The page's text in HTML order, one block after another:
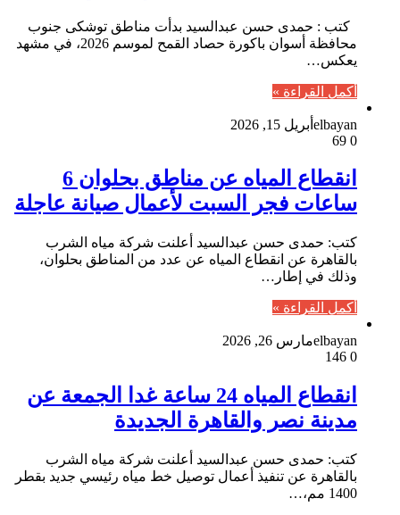
كتب : حمدى حسن عبدالسيد بدأت مناطق توشكى جنوب
محافظة أسوان باكورة حصاد القمح لموسم 2026، في مشهد
يعكس…
أكمل القراءة »
elbayan أبريل 15, 2026
0
انقطاع المياه عن مناطق بحلوان 6
ساعات فجر السبت لأعمال صيانة عاجلة
كتب: حمدى حسن عبدالسيد أعلنت شركة مياه الشرب
بالقاهرة عن انقطاع المياه عن عدد من المناطق بحلوان،
وذلك في إطار…
أكمل القراءة »
elbayanمارس 26, 2026
0
انقطاع المياه 24 ساعة غدا الجمعة عن
مدينة نصر والقاهرة الجديدة
كتب: حمدى حسن عبدالسيد أعلنت شركة مياه الشرب
بالقاهرة عن تنفيذ أعمال توصيل خط مياه رئيسي جديد بقطر
1400 مم،…